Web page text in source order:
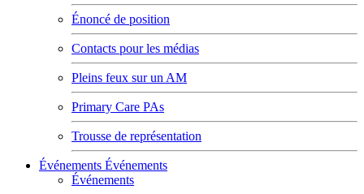
Énoncé de position
Contacts pour les médias
Pleins feux sur un AM
Primary Care PAs
Trousse de représentation
Événements Événements
Événements